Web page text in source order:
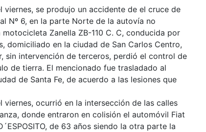
viernes, se produjo un accidente de el cruce de
Nº 6, en la parte Norte de la autovía no
Zanella ZB-110 C. C, conducida por
domiciliado en la ciudad de San Carlos Centro,
sin intervención de terceros, perdió el control de
de tierra. El mencionado fue trasladado al
de Santa Fe, de acuerdo a las lesiones que
ocurrió en la intersección de las calles
donde entraron en colisión el automóvil Fiat
de 63 años siendo la otra parte la